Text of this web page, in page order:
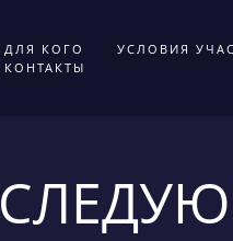
ДЛЯ КОГО УСЛОВИЯ
КОНТАКТЫ